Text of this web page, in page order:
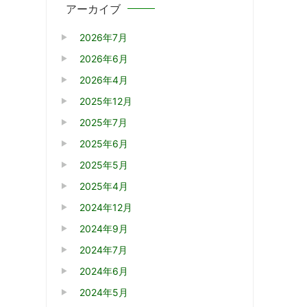
アーカイブ
2026年7月
2026年6月
2026年4月
2025年12月
2025年7月
2025年6月
2025年5月
2025年4月
2024年12月
2024年9月
2024年7月
2024年6月
2024年5月